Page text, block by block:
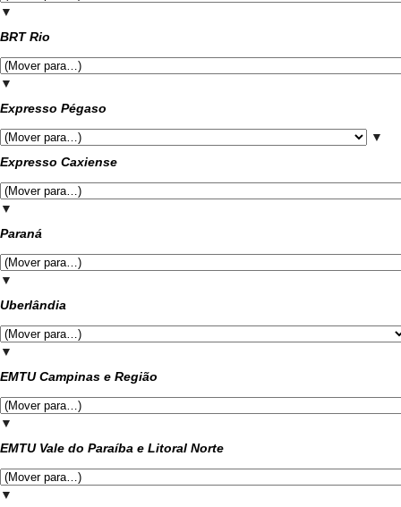
▼
BRT Rio
▼
Expresso Pégaso
▼
Expresso Caxiense
▼
Paraná
▼
Uberlândia
▼
EMTU Campinas e Região
▼
EMTU Vale do Paraíba e Litoral Norte
▼